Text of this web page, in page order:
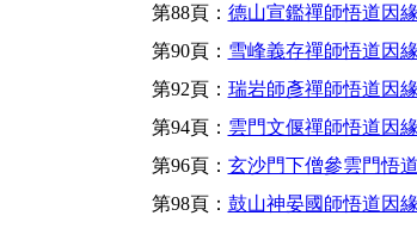
第88頁： 德山宣鑑禪師悟道因緣
第90頁： 雪峰義存禪師悟道因緣
第92頁： 瑞岩師彥禪師悟道因緣
第94頁： 雲門文偃禪師悟道因緣
第96頁： 玄沙門下僧參雲門悟
第98頁： 鼓山神晏國師悟道因緣